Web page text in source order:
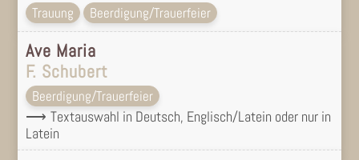
Trauung Beerdigung/Trauerfeier
Ave Maria
F. Schubert
Beerdigung/Trauerfeier
Textauswahl in Deutsch, Englisch/Latein oder nur in
Latein